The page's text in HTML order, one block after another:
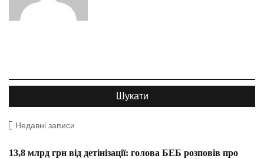
Недавні записи
13,8 млрд грн від детінізації: голова БЕБ розповів про